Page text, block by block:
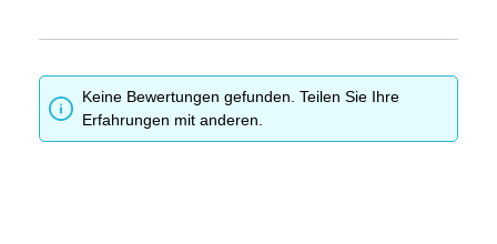
Keine Bewertungen gefunden. Teilen Sie Ihre
Erfahrungen mit anderen.